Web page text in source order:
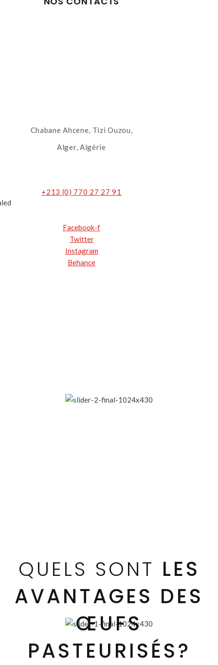
Chabane Ahcene, Tizi Ouzou,
Alger, Algérie
+213 (0) 770 27 27 91
Facebook-f
Twitter
Instagram
Behance
QUELS SONT LES
AVANTAGES DES
ŒUFS
PASTEURISÉS?